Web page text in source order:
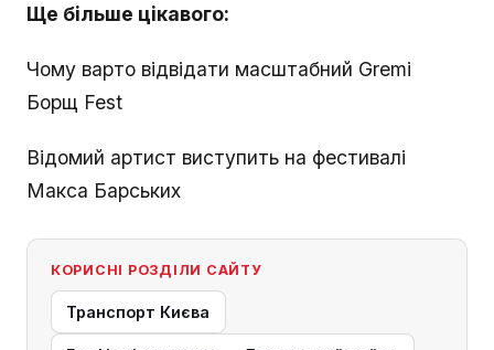
Ще більше цікавого:
Чому варто відвідати масштабний Gremi
Борщ Fest
Відомий артист виступить на фестивалі
Макса Барських
КОРИСНІ РОЗДІЛИ САЙТУ
Транспорт Києва